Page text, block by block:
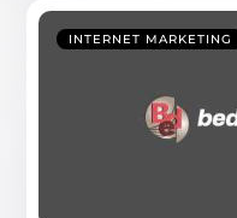
INTERNET MARKETING